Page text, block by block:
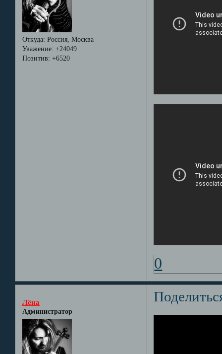
Откуда: Россия, Москва
Уважение: +24049
Позитив: +6520
0
Лёна
Администратор